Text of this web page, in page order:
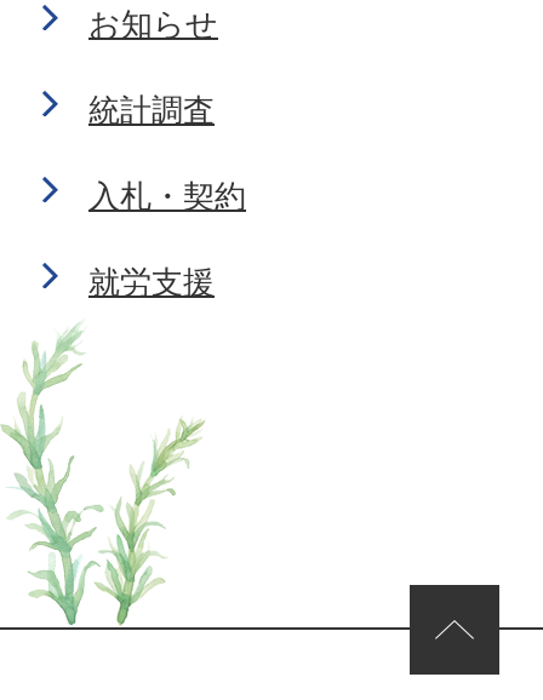
お知らせ
統計調査
入札・契約
就労支援
ページの先頭へ